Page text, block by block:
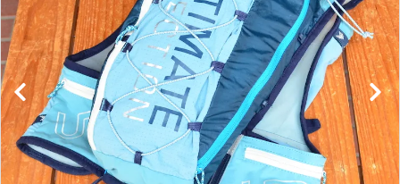
特集で選ぶ
価格で選ぶ
買取案内
レンタル・修理